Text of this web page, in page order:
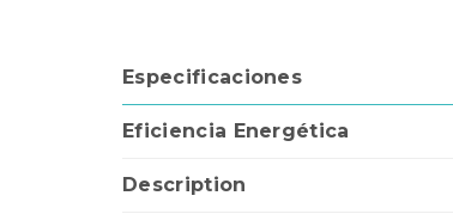
Especificaciones
Eficiencia Energética
Description